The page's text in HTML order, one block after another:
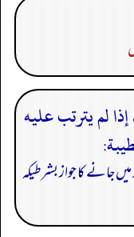
لم يترتب عليه
جانے کا جواز بشرطیکہ